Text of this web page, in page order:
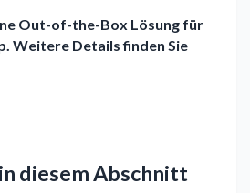
Out-of-the-Box Lösung für
Weitere Details finden Sie
diesem Abschnitt